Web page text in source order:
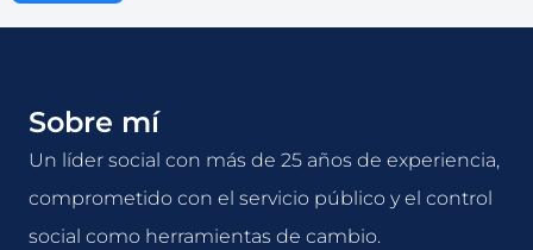
Sobre mí
Un líder social con más de 25 años de experiencia,
comprometido con el servicio público y el control
social como herramientas de cambio.